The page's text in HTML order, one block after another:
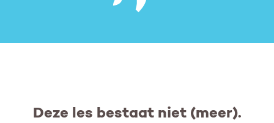
Deze les bestaat niet (meer).